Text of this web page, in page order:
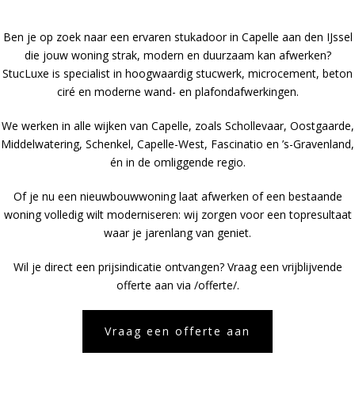
Ben je op zoek naar een ervaren stukadoor in Capelle aan den IJssel
die jouw woning strak, modern en duurzaam kan afwerken?
StucLuxe is specialist in hoogwaardig stucwerk, microcement, beton
ciré en moderne wand- en plafondafwerkingen.
We werken in alle wijken van Capelle, zoals Schollevaar, Oostgaarde,
Middelwatering, Schenkel, Capelle-West, Fascinatio en ’s-Gravenland,
én in de omliggende regio.
Of je nu een nieuwbouwwoning laat afwerken of een bestaande
woning volledig wilt moderniseren: wij zorgen voor een topresultaat
waar je jarenlang van geniet.
Wil je direct een prijsindicatie ontvangen? Vraag een vrijblijvende
offerte aan via /offerte/.
Vraag een offerte aan